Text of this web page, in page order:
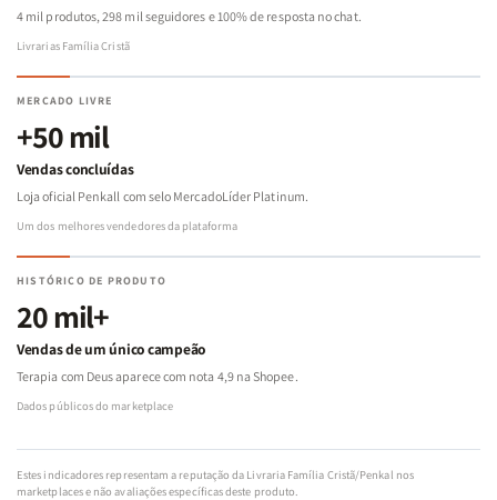
4 mil produtos, 298 mil seguidores e 100% de resposta no chat.
Livrarias Família Cristã
MERCADO LIVRE
+50 mil
Vendas concluídas
Loja oficial Penkall com selo MercadoLíder Platinum.
Um dos melhores vendedores da plataforma
HISTÓRICO DE PRODUTO
20 mil+
Vendas de um único campeão
Terapia com Deus aparece com nota 4,9 na Shopee.
Dados públicos do marketplace
Estes indicadores representam a reputação da Livraria Família Cristã/Penkal nos
marketplaces e não avaliações específicas deste produto.